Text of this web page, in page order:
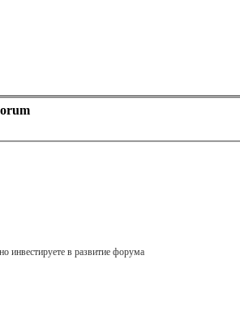
инвестируете в развитие форума